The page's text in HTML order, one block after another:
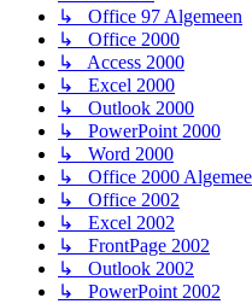
↳ Office 97 Algemeen
↳ Office 2000
↳ Access 2000
↳ Excel 2000
↳ Outlook 2000
↳ PowerPoint 2000
↳ Word 2000
↳ Office 2000
↳ Office 2002
↳ Excel 2002
↳ FrontPage 2002
↳ Outlook 2002
↳ PowerPoint 2002